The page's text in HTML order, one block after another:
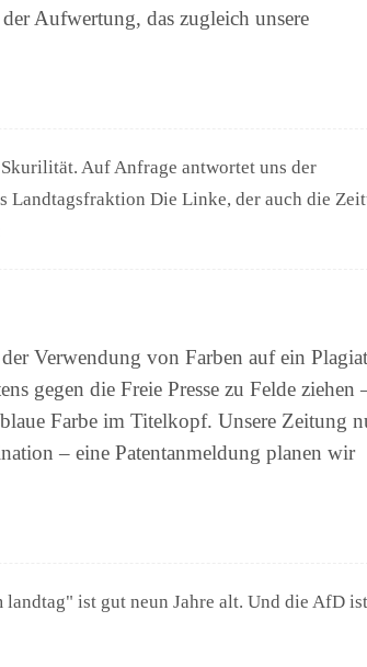
Aufwertung, das zugleich unsere
Auf Anfrage antwortet uns der
Landtagsfraktion Die Linke, der auch die
Verwendung von Farben auf ein Plagiat
gegen die Freie Presse zu Felde ziehen
Farbe im Titelkopf. Unsere Zeitung
– eine Patentanmeldung planen wir
ist gut neun Jahre alt. Und die AfD